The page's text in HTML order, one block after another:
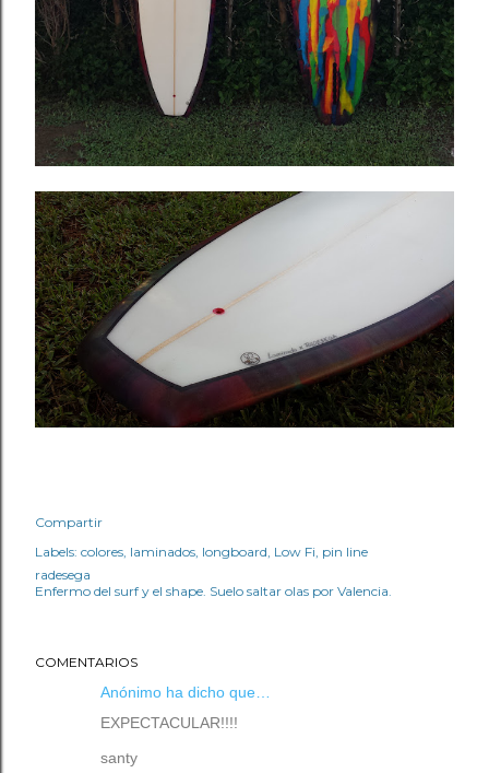
Compartir
Labels: colores laminados longboard Low Fi pin line
radesega
Enfermo del surf y el shape. Suelo saltar olas por Valencia.
COMENTARIOS
Anónimo ha dicho que…
EXPECTACULAR!!!!
santy